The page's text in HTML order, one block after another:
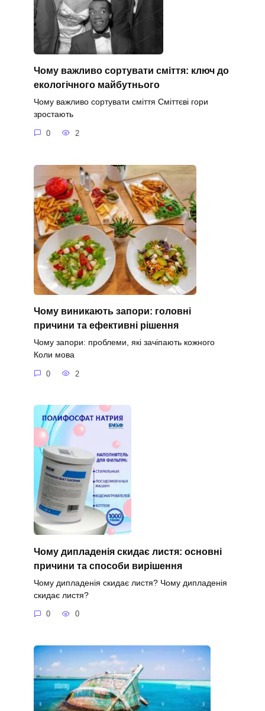
Чому важливо сортувати сміття: ключ до
екологічного майбутнього
Чому важливо сортувати сміття Сміттєві гори
зростають
0 2
Чому виникають запори: головні
причини та ефективні рішення
Чому запори: проблеми, які зачіпають кожного
Коли мова
0 2
Чому дипладенія скидає листя: основні
причини та способи вирішення
Чому дипладенія скидає листя? Чому дипладенія
скидає листя?
0 0